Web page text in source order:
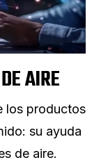
AIRE
los productos
su ayuda
de aire.